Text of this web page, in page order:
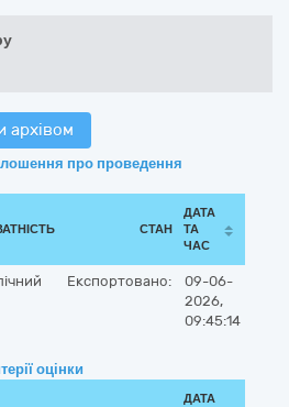
архівом
про проведення
СТАН
ДАТА
ТА
ЧАС
Експортовано:
09-06-
2026,
09:45:14
оцінки
ДАТА